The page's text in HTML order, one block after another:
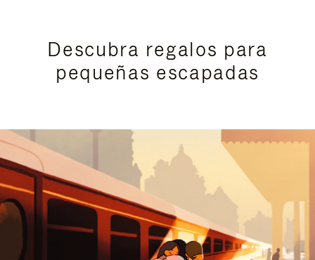
Descubra regalos para
pequeñas escapadas